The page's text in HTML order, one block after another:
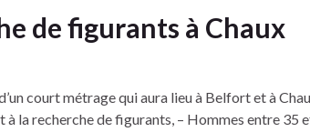
de figurants à Chaux
court métrage qui aura lieu à Belfort et à
la recherche de figurants, – Hommes entre 35